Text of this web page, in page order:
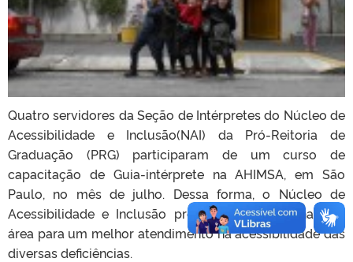
Quatro servidores da Seção de Intérpretes do Núcleo de
Acessibilidade e Inclusão(NAI) da Pró-Reitoria de
Graduação (PRG) participaram de um curso de
capacitação de Guia-intérprete na AHIMSA, em São
Paulo, no mês de julho. Dessa forma, o Núcleo de
Acessibilidade e Inclusão prepara os profissionais da
área para um melhor atendimento na acessibilidade das
diversas deficiências.